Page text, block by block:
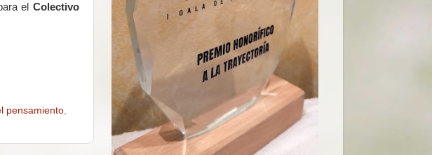
el Colectivo
pensamiento,